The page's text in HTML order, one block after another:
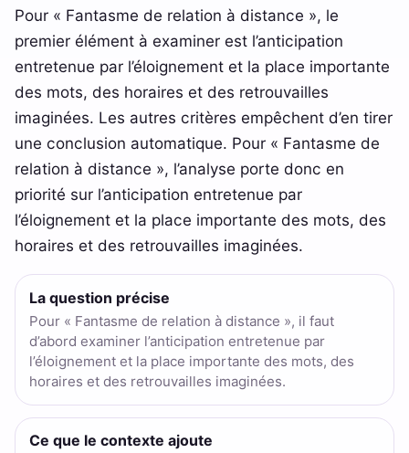
Pour « Fantasme de relation à distance », le
premier élément à examiner est l’anticipation
entretenue par l’éloignement et la place importante
des mots, des horaires et des retrouvailles
imaginées. Les autres critères empêchent d’en tirer
une conclusion automatique. Pour « Fantasme de
relation à distance », l’analyse porte donc en
priorité sur l’anticipation entretenue par
l’éloignement et la place importante des mots, des
horaires et des retrouvailles imaginées.
La question précise
Pour « Fantasme de relation à distance », il faut
d’abord examiner l’anticipation entretenue par
l’éloignement et la place importante des mots, des
horaires et des retrouvailles imaginées.
Ce que le contexte ajoute